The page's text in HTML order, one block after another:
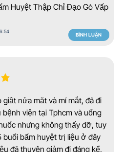
Huyệt Thập Chỉ Đạo Gò Vấp
BÌNH LUẬN
giật nửa mặt và mí mắt, đã đi
bệnh viện tại Tphcm và uống
nhưng không thấy đỡ, tuy
buổi bấm huyệt trị liệu ở đây
đã thuyên giảm đi đáng kể,